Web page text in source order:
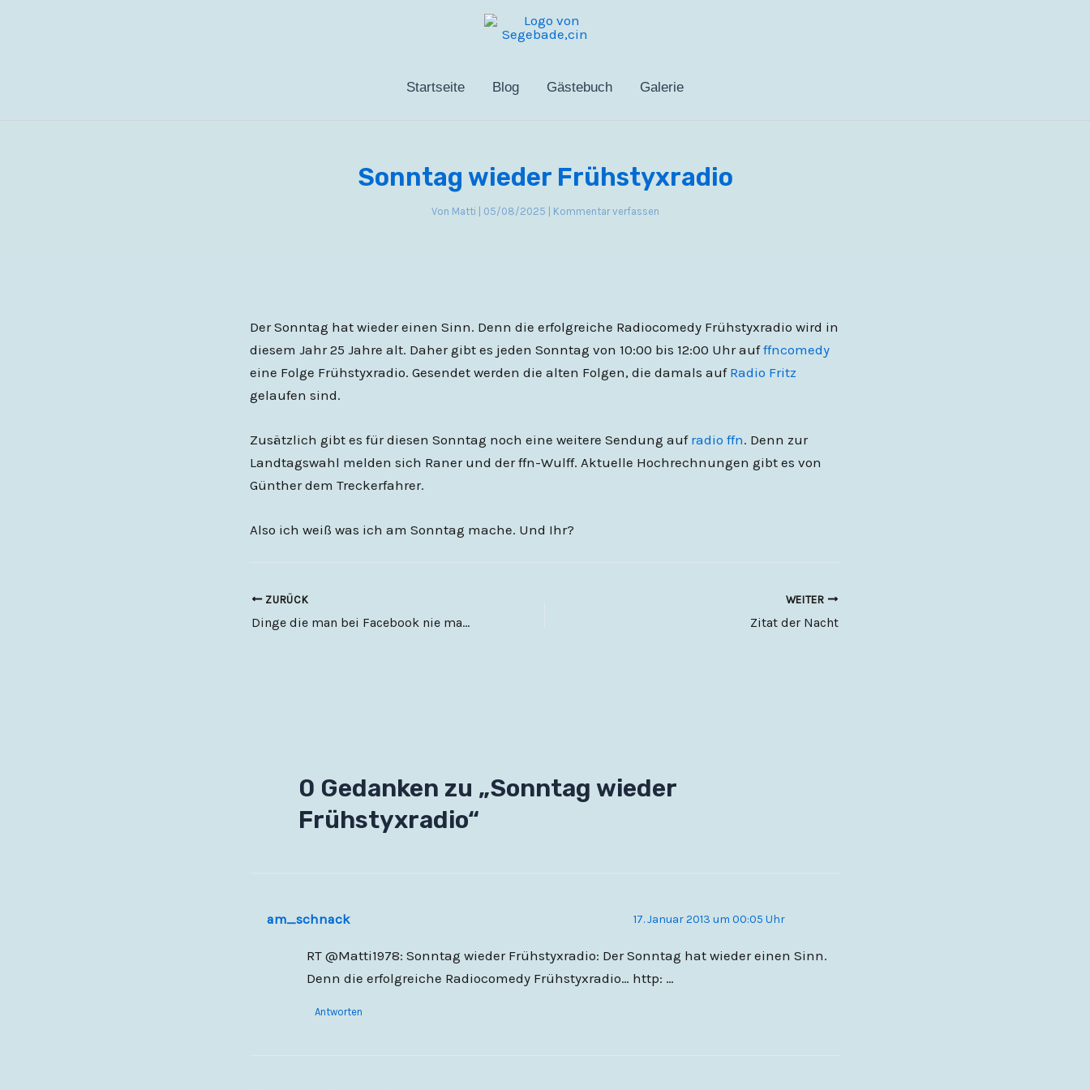
Startseite Blog Gästebuch Galerie
Sonntag wieder Frühstyxradio
Von Matti 05/08/2025 Kommentar verfassen
Der Sonntag hat wieder einen Sinn. Denn die erfolgreiche Radiocomedy Frühstyxradio wird in
diesem Jahr 25 Jahre alt. Daher gibt es jeden Sonntag von 10:00 bis 12:00 Uhr aufffncomedy
eine Folge Frühstyxradio. Gesendet werden die alten Folgen, die damals auf Radio Fritz
gelaufen sind.
Zusätzlich gibt es für diesen Sonntag noch eine weitere Sendung auf radio ffn. Denn zur
Landtagswahl melden sich Raner und der ffn-Wulff. Aktuelle Hochrechnungen gibt es von
Günther dem Treckerfahrer.
Also ich weiß was ich am Sonntag mache. Und Ihr?
ZURÜCK
Dinge die man bei Facebook nie machen sollte (1)
WEITER
Zitat der Nacht
0 Gedanken zu „Sonntag wieder
Frühstyxradio“
am_schnack 17. Januar 2013 um 00:05 Uhr
RT @Matti1978: Sonntag wieder Frühstyxradio: Der Sonntag hat wieder einen Sinn.
Denn die erfolgreiche Radiocomedy Frühstyxradio… http: …
Antworten